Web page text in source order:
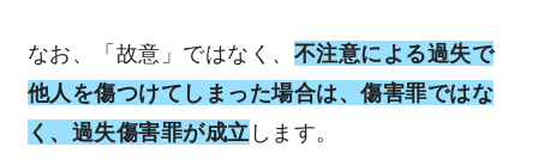
なお、「故意」ではなく、 不注意による過失で
他人を傷つけてしまった場合は、傷害罪ではな
く、過失傷害罪が成立 します。